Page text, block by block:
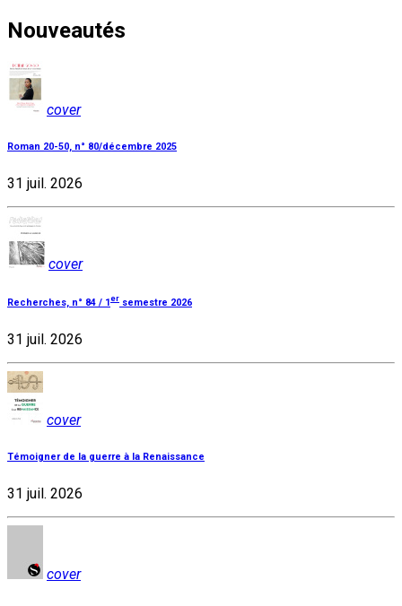
Nouveautés
cover
Roman 20-50, n° 80/décembre 2025
31 juil. 2026
cover
Recherches, n° 84 / 1 er semestre 2026
31 juil. 2026
cover
Témoigner de la guerre à la Renaissance
31 juil. 2026
cover